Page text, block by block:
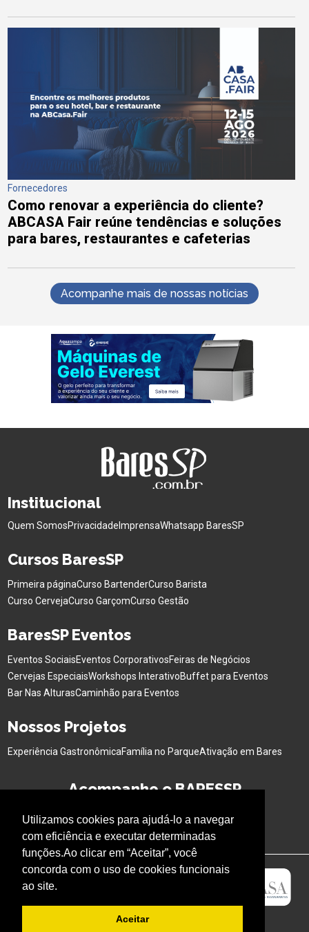
Utilizamos cookies para ajudá-lo a navegar
com eficiência e executar determinadas
funções.Ao clicar em “Aceitar”, você
concorda com o uso de cookies funcionais
ao site.
Aceitar
Fornecedores
Como renovar a experiência do cliente?
ABCASA Fair reúne tendências e soluções
para bares, restaurantes e cafeterias
Acompanhe mais de nossas notícias
Institucional
Quem SomosPrivacidade ImprensaWhatsapp BaresSP
Cursos BaresSP
Primeira páginaCurso BartenderCurso Barista
Curso CervejaCurso GarçomCurso Gestão
BaresSP Eventos
Eventos SociaisEventos CorporativosFeiras de Negócios
Cervejas EspeciaisWorkshops InterativoBuffet para Eventos
Bar Nas AlturasCaminhão para Eventos
Nossos Projetos
Experiência GastronômicaFamília no ParqueAtivação em Bares
Acompanhe o BARESSP